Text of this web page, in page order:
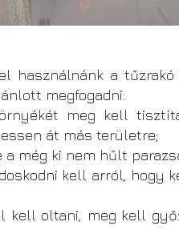
használnánk a
megfogadni:
meg kell
át más területre;
ki nem hűlt
kell arról, hogy
oltani, meg kell